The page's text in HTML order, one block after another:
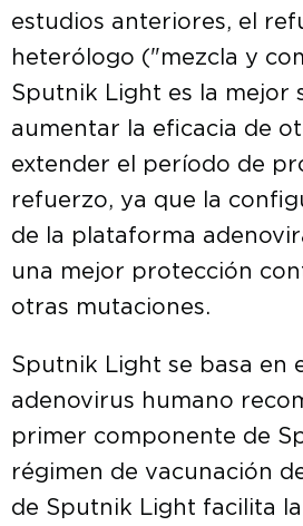
estudios anteriores, el
heterólogo ("mezcla y
Sputnik Light es la mejor
aumentar la eficacia de
extender el período de
refuerzo, ya que la
de la plataforma
una mejor protección
otras mutaciones.
Sputnik Light se basa en
adenovirus humano
primer componente de
régimen de vacunación
de Sputnik Light facilita